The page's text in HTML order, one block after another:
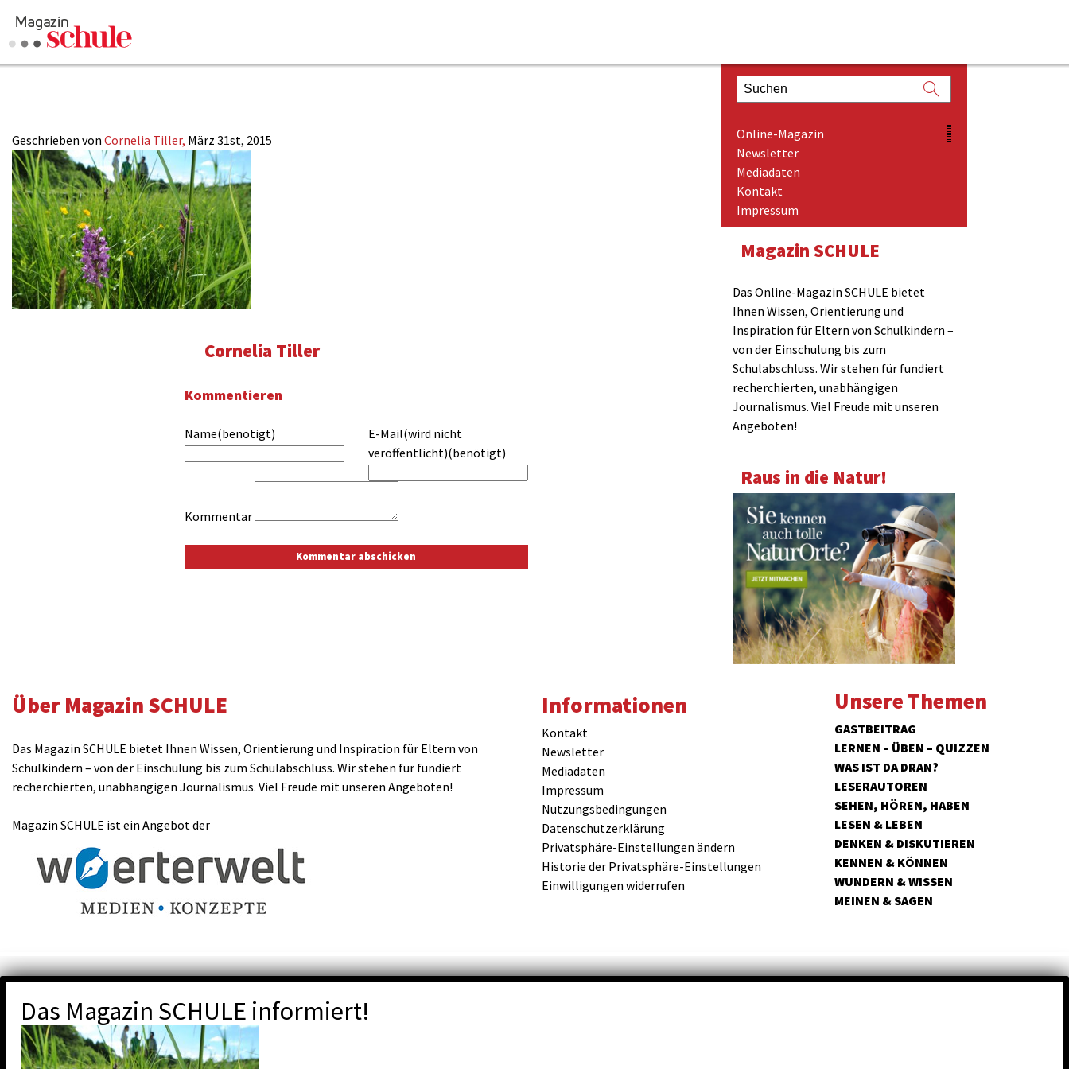
Geschrieben von Cornelia Tiller, März 31st, 2015
Cornelia Tiller
Kommentieren
Name(benötigt)
E-Mail(wird nicht
veröffentlicht)(benötigt)
Kommentar
Online-Magazin
Newsletter
Mediadaten
Kontakt
Impressum
Magazin SCHULE
Das Online-Magazin SCHULE bietet
Ihnen Wissen, Orientierung und
Inspiration für Eltern von Schulkindern –
von der Einschulung bis zum
Schulabschluss. Wir stehen für fundiert
recherchierten, unabhängigen
Journalismus. Viel Freude mit unseren
Angeboten!
Raus in die Natur!
Über Magazin SCHULE
Das Magazin SCHULE bietet Ihnen Wissen, Orientierung und Inspiration für Eltern von
Schulkindern – von der Einschulung bis zum Schulabschluss. Wir stehen für fundiert
recherchierten, unabhängigen Journalismus. Viel Freude mit unseren Angeboten!
Magazin SCHULE ist ein Angebot der
Informationen
Kontakt
Newsletter
Mediadaten
Impressum
Nutzungsbedingungen
Datenschutzerklärung
Privatsphäre-Einstellungen ändern
Historie der Privatsphäre-Einstellungen
Einwilligungen widerrufen
Unsere Themen
GASTBEITRAG
LERNEN – ÜBEN – QUIZZEN
WAS IST DA DRAN?
LESERAUTOREN
SEHEN, HÖREN, HABEN
LESEN & LEBEN
DENKEN & DISKUTIEREN
KENNEN & KÖNNEN
WUNDERN & WISSEN
MEINEN & SAGEN
Das Magazin SCHULE informiert!